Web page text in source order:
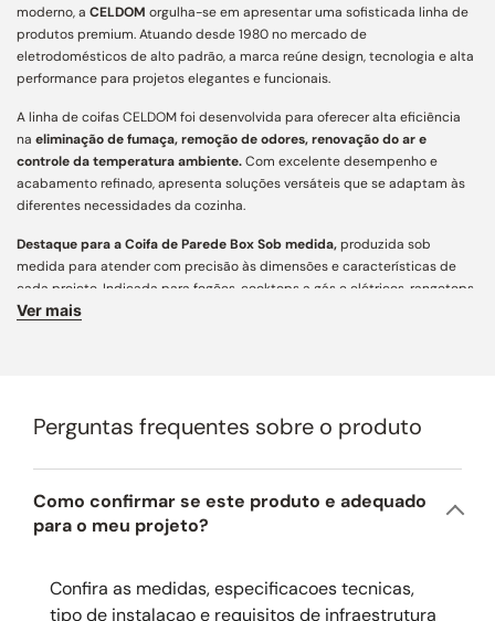
moderno, a CELDOM orgulha-se em apresentar uma sofisticada linha de
produtos premium. Atuando desde 1980 no mercado de
eletrodomésticos de alto padrão, a marca reúne design, tecnologia e alta
performance para projetos elegantes e funcionais.
A linha de coifas CELDOM foi desenvolvida para oferecer alta eficiência
na eliminação de fumaça, remoção de odores, renovação do ar e
controle da temperatura ambiente.Com excelente desempenho e
acabamento refinado, apresenta soluções versáteis que se adaptam às
diferentes necessidades da cozinha.
Destaque para a Coifa de Parede Box Sob medida,produzida sob
medida para atender com precisão às dimensões e características de
cada projeto. Indicada para fogões, cooktops a gás e elétricos, rangetops
e churrasqueiras a gás, carvão, elétricas e parrillas, assegura captação
Acabamento e Design:desenvolvida com mais de 160 variações
para integração arquitetônica aos mais diversos projetos. Fabricada em
aço carbono de alta resistência e pintura especial em diferentes cores,
une estética atemporal, acabamento refinado e longa vida útil.
do seu projeto, com altura máxima de 110 cm, largura de até 100 cm e
profundidade máxima de 70 cm para coifas de parede ou 80 cm para
Ver mais
Perguntas frequentes sobre o produto
Como confirmar se este produto e adequado
para o meu projeto?
Confira as medidas, especificacoes tecnicas,
tipo de instalacao e requisitos de infraestrutura